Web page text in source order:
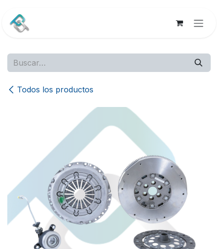
Todos los productos